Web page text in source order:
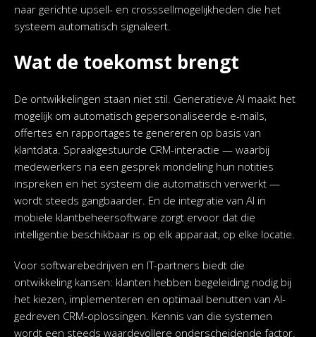
naar gerichte upsell- en crosssellmogelijkheden die het
systeem automatisch signaleert.
Wat de toekomst brengt
De ontwikkelingen staan niet stil. Generatieve AI maakt het
mogelijk om automatisch gepersonaliseerde e-mails,
offertes en rapportages te genereren op basis van
klantdata. Spraakgestuurde CRM-interactie — waarbij
medewerkers na een gesprek mondeling hun notities
inspreken en het systeem die automatisch verwerkt —
wordt steeds gangbaarder. En de integratie van AI in
mobiele klantbeheersoftware zorgt ervoor dat die
intelligentie beschikbaar is op elk apparaat, op elke locatie.
Voor softwarebedrijven en IT-partners biedt die
ontwikkeling kansen: klanten hebben begeleiding nodig bij
het kiezen, implementeren en optimaal benutten van AI-
gedreven CRM-oplossingen. Kennis van die systemen
wordt een steeds waardevollere onderscheidende factor.